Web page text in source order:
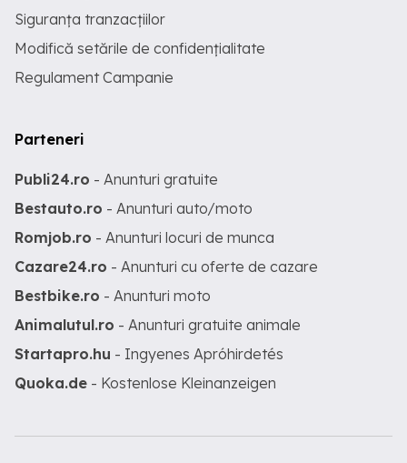
Siguranța tranzacțiilor
Modifică setările de confidențialitate
Regulament Campanie
Parteneri
Publi24.ro - Anunturi gratuite
Bestauto.ro - Anunturi auto/moto
Romjob.ro - Anunturi locuri de munca
Cazare24.ro - Anunturi cu oferte de cazare
Bestbike.ro - Anunturi moto
Animalutul.ro - Anunturi gratuite animale
Startapro.hu - Ingyenes Apróhirdetés
Quoka.de - Kostenlose Kleinanzeigen